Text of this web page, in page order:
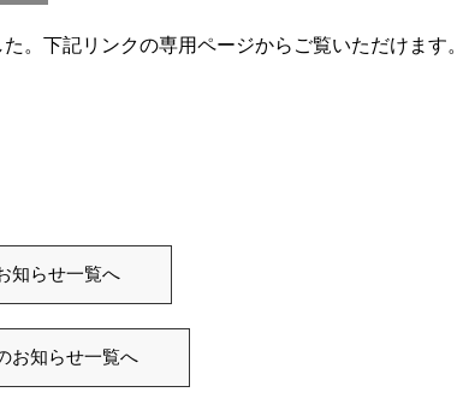
。下記リンクの専用ページからご覧いただけます。
知らせ一覧へ
お知らせ一覧へ